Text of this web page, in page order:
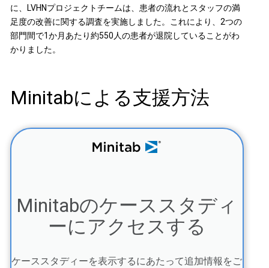
に、LVHNプロジェクトチームは、患者の流れとスタッフの満
足度の改善に関する調査を実施しました。これにより、2つの
部門間で1か月あたり約550人の患者が退院していることがわ
かりました。
Minitabによる支援方法
Minitabのケーススタディ
ーにアクセスする
ケーススタディーを表示するにあたって追加情報をご